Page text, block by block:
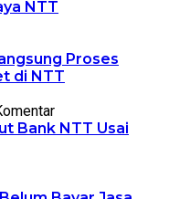
NTT
Proses
di NTT
Bank NTT Usai